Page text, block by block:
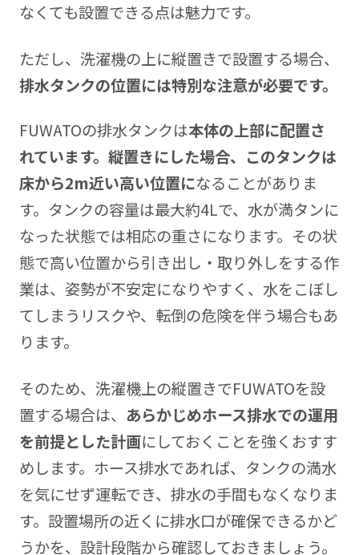
なくても設置できる点は魅力です。
ただし、洗濯機の上に縦置きで設置する場合、
排水タンクの位置には特別な注意が必要です。
FUWATOの排水タンクは本体の上部に配置さ
れています。縦置きにした場合、このタンクは
床から2m近い高い位置になることがありま
す。タンクの容量は最大約4Lで、水が満タンに
なった状態では相応の重さになります。その状
態で高い位置から引き出し・取り外しをする作
業は、姿勢が不安定になりやすく、水をこぼし
てしまうリスクや、転倒の危険を伴う場合もあ
ります。
そのため、洗濯機上の縦置きでFUWATOを設
置する場合は、 あらかじめホース排水での運用
を前提とした計画にしておくことを強くおすす
めします。ホース排水であれば、タンクの満水
を気にせず運転でき、排水の手間もなくなりま
す。設置場所の近くに排水口が確保できるかど
うかを、設計段階から確認しておきましょう。